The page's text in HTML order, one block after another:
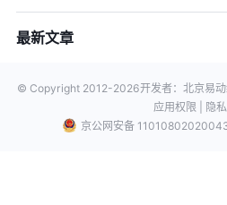
最新文章
© Copyright 2012-2026开发者：北京易
应用权限 |
隐
京公网安备